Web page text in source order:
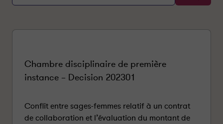
c
r
Chambre disciplinaire de première
instance – Decision 202301
Conflit entre sages-femmes relatif à un contrat
de collaboration et l’évaluation du montant de